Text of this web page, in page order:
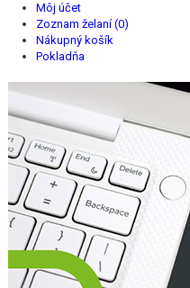
Môj účet
Zoznam želaní (0)
Nákupný košík
Pokladňa